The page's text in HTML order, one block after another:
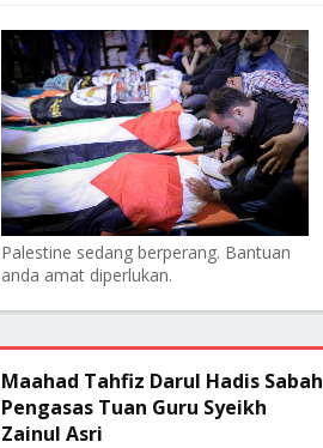
Palestine sedang berperang. Bantuan
anda amat diperlukan.
Maahad Tahfiz Darul Hadis Sabah
Pengasas Tuan Guru Syeikh
Zainul Asri